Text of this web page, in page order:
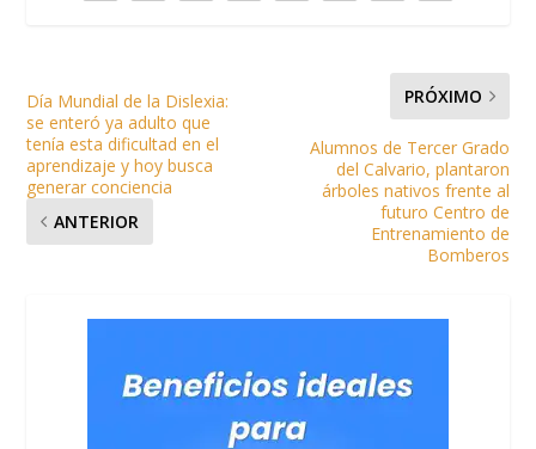
Día Mundial de la Dislexia:
se enteró ya adulto que
tenía esta dificultad en el
aprendizaje y hoy busca
generar conciencia
ANTERIOR
PRÓXIMO
Alumnos de Tercer Grado
del Calvario, plantaron
árboles nativos frente al
futuro Centro de
Entrenamiento de
Bomberos